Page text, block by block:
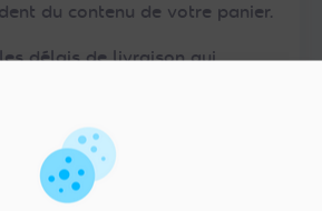
du contenu de votre panier.
délais de livraison qui
votre commande
des frais et les délais de
dans le récapitulatif de